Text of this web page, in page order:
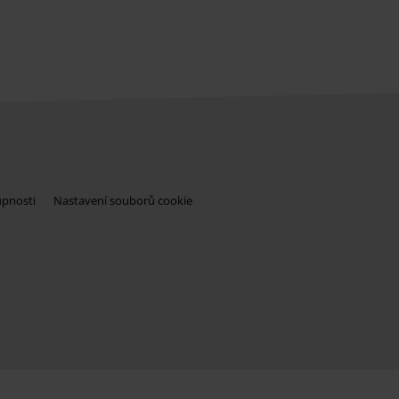
Nastavení souborů cookie